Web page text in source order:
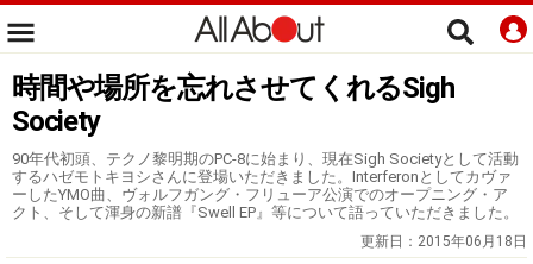
時間や場所を忘れさせてくれるSigh
Society
90年代初頭、テクノ黎明期のPC-8に始まり、現在Sigh Societyとして活動
するハゼモトキヨシさんに登場いただきました。Interferonとしてカヴァ
ーしたYMO曲、ヴォルフガング・フリューア公演でのオープニング・ア
クト、そして渾身の新譜『Swell EP』等について語っていただきました。
更新日： 2015年06月18日